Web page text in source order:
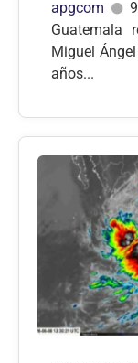
apgcom
Guatemala
Miguel
años...